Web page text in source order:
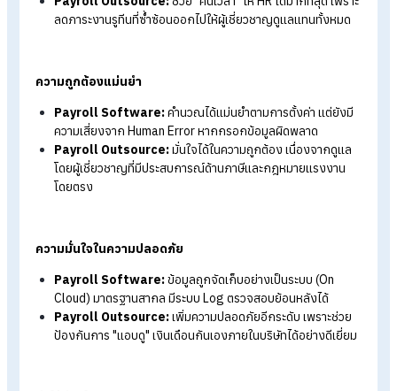
ยิ่งขึ้น มาดูกันชัด ๆ ว่าระหว่าง Payroll Outsource กับ Payroll
Software ต่างกันอย่างไรบ้าง ดังนี้
ความซับซ้อนในการใช้งาน
Payroll Software:HR ต้องเรียนรู้การใช้งานระบบเบื้องต้
เพื่อจัดการข้อมูลพนักงานและกดประมวลผลด้วยตัวเอง
Payroll Outsource:
แทบไม่ต้องเรียนรู้ระบบ เพราะมีทีมผู้
ความรวดเร็วและประหยัดเวลา
Payroll Software:ช่วยประหยัดเวลาได้มากกว่าการทำมือ
หรือ Excel แต่ HR ยังต้องใช้เวลาตรวจสอบข้อมูลก่อนอนุมัติ